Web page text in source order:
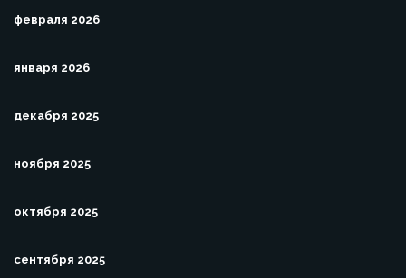
февраля 2026
января 2026
декабря 2025
ноября 2025
октября 2025
сентября 2025